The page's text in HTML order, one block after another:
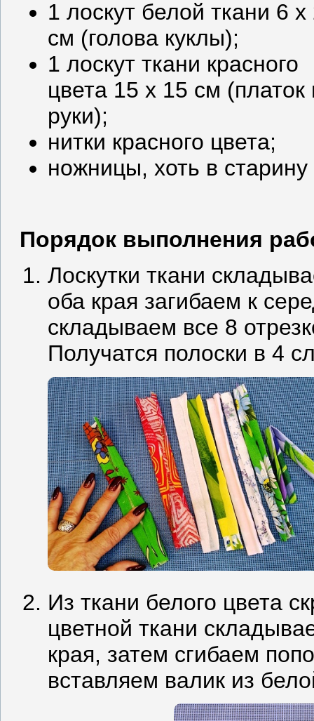
1 лоскут белой ткани 6 х
см (голова куклы);
1 лоскут ткани красного
цвета 15 х 15 см (платок
руки);
нитки красного цвета;
ножницы, хоть в
Порядок выполнения
Лоскутки ткани
оба края загибаем к
складываем все 8
Получатся полоски в 4
Из ткани белого цвета
цветной ткани
края, затем сгибаем
вставляем валик из